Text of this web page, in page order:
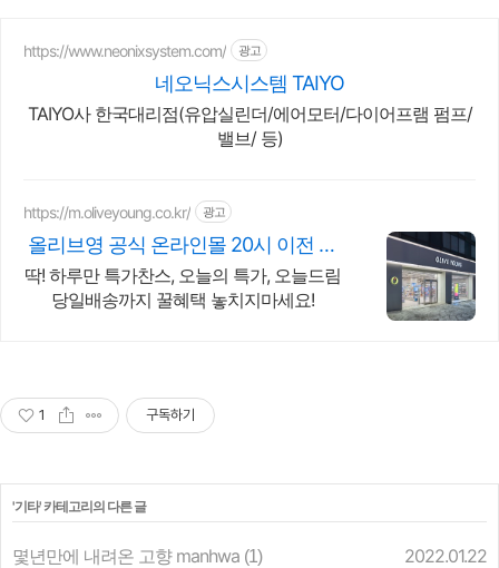
https://www.neonixsystem.com/ 광고
네오닉스시스템 TAIYO
TAIYO사 한국대리점(유압실린더/에어모터/다이어프램 펌프/
밸브/ 등)
https://m.oliveyoung.co.kr/ 광고
올리브영 공식 온라인몰 20시 이전 주
문은 오늘드림
딱! 하루만 특가찬스, 오늘의 특가, 오늘드림
당일배송까지 꿀혜택 놓치지마세요!
1 구독하기
'기타' 카테고리의 다른 글
몇년만에 내려온 고향 manhwa (1) 2022.01.22